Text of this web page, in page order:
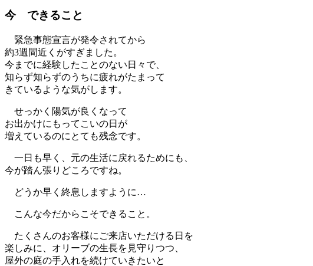
今 できること
緊急事態宣言が発令されてから
約3週間近くがすぎました。
今までに経験したことのない日々で、
知らず知らずのうちに疲れがたまって
きているような気がします。
せっかく陽気が良くなって
お出かけにもってこいの日が
増えているのにとても残念です。
一日も早く、元の生活に戻れるためにも、
今が踏ん張りどころですね。
どうか早く終息しますように…
こんな今だからこそできること。
たくさんのお客様にご来店いただける日を
楽しみに、オリーブの生長を見守りつつ、
屋外の庭の手入れを続けていきたいと